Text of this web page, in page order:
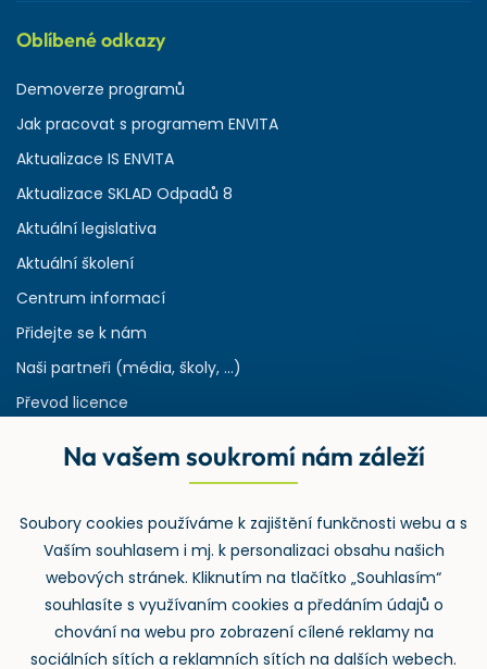
Oblíbené odkazy
Demoverze programů
Jak pracovat s programem ENVITA
Aktualizace IS ENVITA
Aktualizace SKLAD Odpadů 8
Aktuální legislativa
Aktuální školení
Centrum informací
Přidejte se k nám
Naši partneři (média, školy, ...)
Převod licence
Rejstřík používaných zkratek v odpadech
Zpětný odběr
Na vašem soukromí nám záleží
Soubory cookies používáme k zajištění funkčnosti webu a s
Vaším souhlasem i mj. k personalizaci obsahu našich
webových stránek. Kliknutím na tlačítko „Souhlasím“
souhlasíte s využívaním cookies a předáním údajů o
chování na webu pro zobrazení cílené reklamy na
sociálních sítích a reklamních sítích na dalších webech.